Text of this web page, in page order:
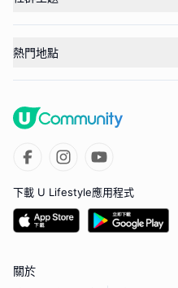
熱門地點
下載 U Lifestyle應用程式
關於